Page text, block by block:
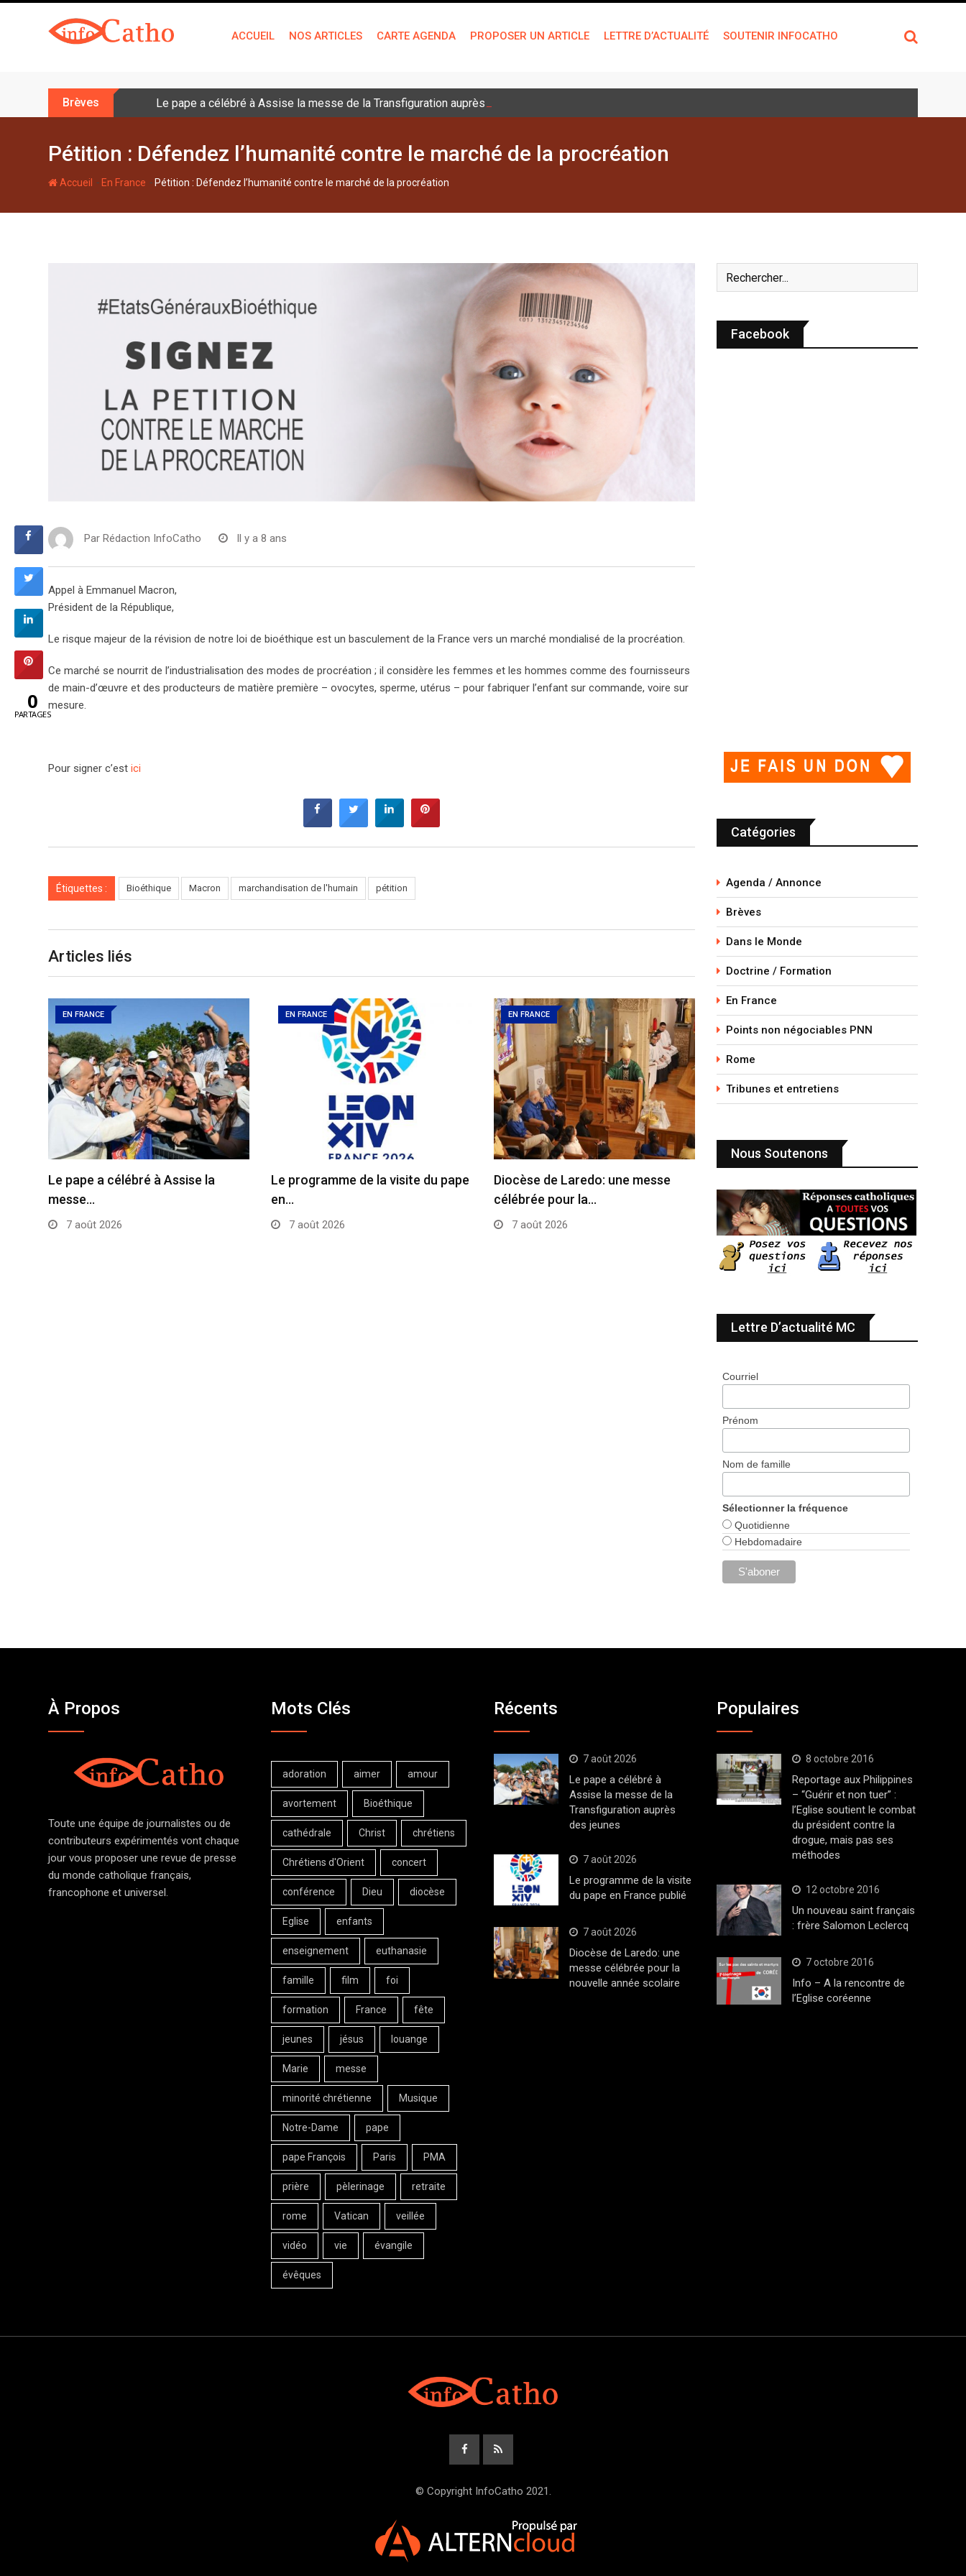
t
ACCUEIL NOS ARTICLES CARTE AGENDA PROPOSER UN ARTICLE LETTRE D’ACTUALITÉ SOUTENIR INFOCATHO
Brèves Le pape a célébré à Assise la messe de la Transfiguration auprès des jeunes
Pétition : Défendez l’humanité contre le marché de la procréation
Accueil - En France - Pétition : Défendez l’humanité contre le marché de la procréation
Par Rédaction InfoCatho Il y a 8 ans
Appel à Emmanuel Macron,
Président de la République,
Le risque majeur de la révision de notre loi de bioéthique est un basculement de la France vers un marché mondialisé de la procréation.
Ce marché se nourrit de l’industrialisation des modes de procréation ; il considère les femmes et les hommes comme des fournisseurs
de main-d’œuvre et des producteurs de matière première – ovocytes, sperme, utérus – pour fabriquer l’enfant sur commande, voire sur
mesure.
Pour signer c’est ici
Étiquettes : Bioéthique Macron marchandisation de l'humain pétition
Articles liés
EN FRANCE
Le pape a célébré à Assise la
messe…
7 août 2026
EN FRANCE
Le programme de la visite du pape
en…
7 août 2026
EN FRANCE
Diocèse de Laredo: une messe
célébrée pour la…
7 août 2026
Facebook
Catégories
Agenda / Annonce
Brèves
Dans le Monde
Doctrine / Formation
En France
Points non négociables PNN
Rome
Tribunes et entretiens
Nous Soutenons
Lettre D’actualité MC
Courriel
Prénom
Nom de famille
Sélectionner la fréquence
Quotidienne
Hebdomadaire
À Propos
Toute une équipe de journalistes ou de
contributeurs expérimentés vont chaque
jour vous proposer une revue de presse
du monde catholique français,
francophone et universel.
Mots Clés
adoration aimer amour
avortement Bioéthique
cathédrale Christ chrétiens
Chrétiens d'Orient concert
conférence Dieu diocèse
Eglise enfants
enseignement euthanasie
famille film foi
formation France fête
jeunes jésus louange
Marie messe
minorité chrétienne Musique
Notre-Dame pape
pape François Paris PMA
prière pèlerinage retraite
rome Vatican veillée
vidéo vie évangile
évêques
Récents
7 août 2026
Le pape a célébré à
Assise la messe de la
Transfiguration auprès
des jeunes
7 août 2026
Le programme de la visite
du pape en France publié
7 août 2026
Diocèse de Laredo: une
messe célébrée pour la
nouvelle année scolaire
Populaires
8 octobre 2016
Reportage aux Philippines
– “Guérir et non tuer” :
l’Eglise soutient le combat
du président contre la
drogue, mais pas ses
méthodes
12 octobre 2016
Un nouveau saint français
: frère Salomon Leclercq
7 octobre 2016
Info – A la rencontre de
l’Eglise coréenne
© Copyright InfoCatho 2021.
0
PARTAGES